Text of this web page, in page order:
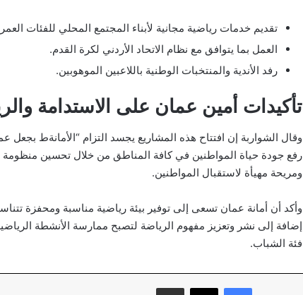
تقديم خدمات رياضية مجانية لأبناء المجتمع المحلي للفئات العمرية من 8 إلى
العمل بما يتوافق مع نظام الاتحاد الأردني لكرة القدم.
رفد الأندية والمنتخبات الوطنية باللاعبين الموهوبين.
تأكيدات أمين عمان على الاستدامة
وقال الشواربة إن افتتاح هذه المشاريع يجسد التزام “الأمانةط
رفع جودة حياة المواطنين في كافة المناطق من خلال تحسين منظومة
ومريحة مهيأة لاستقبال المواطنين.
وأكد أن أمانة عمان تسعى إلى توفير بيئة رياضية مناسبة ومحفزة
إضافة إلى نشر وتعزيز مفهوم الرياضة لتصبح ممارسة الأنشطة
فئة الشباب.
فيسبوك ‫X مشاركة عبر البريد